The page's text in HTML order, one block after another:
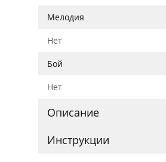
Мелодия
Нет
Бой
Нет
Описание
Инструкции